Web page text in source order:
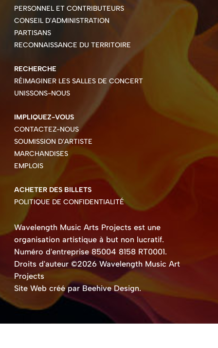
PERSONNEL ET CONTRIBUTEURS
CONSEIL D'ADMINISTRATION
PARTISANS
RECONNAISSANCE DU TERRITOIRE
RECHERCHE
RÉIMAGINER LES SALLES DE CONCERT
UNISSONS-NOUS
IMPLIQUEZ-VOUS
CONTACTEZ-NOUS
SOUMISSION D'ARTISTE
MARCHANDISES
EMPLOIS
ACHETER DES BILLETS
POLITIQUE DE CONFIDENTIALITÉ
Wavelength Music Arts Projects est une
organisation artistique à but non lucratif.
Numéro d'entreprise 85004 8158 RT0001.
Droits d'auteur ©2026 Wavelength Music Art
Projects
Site Web créé par Beehive Design.